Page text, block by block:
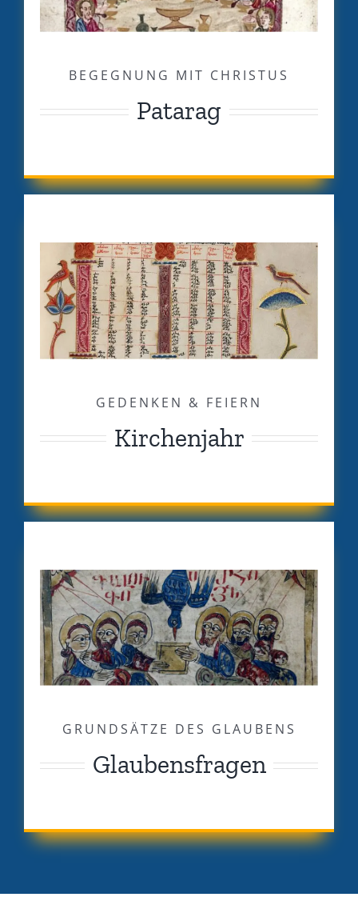
BEGEGNUNG MIT CHRISTUS
Patarag
GEDENKEN & FEIERN
Kirchenjahr
GRUNDSÄTZE DES GLAUBENS
Glaubensfragen